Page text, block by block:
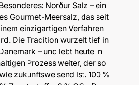
Norður Salz – ein
Gourmet-Meersalz, das seit
einzigartigen Verfahren
Die Tradition wurzelt tief in
– und lebt heute in
Prozess weiter, der so
zukunftsweisend ist. 100 %